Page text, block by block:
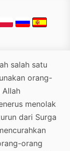
salah satu
orang-
Allah
menolak
dari Surga
orang